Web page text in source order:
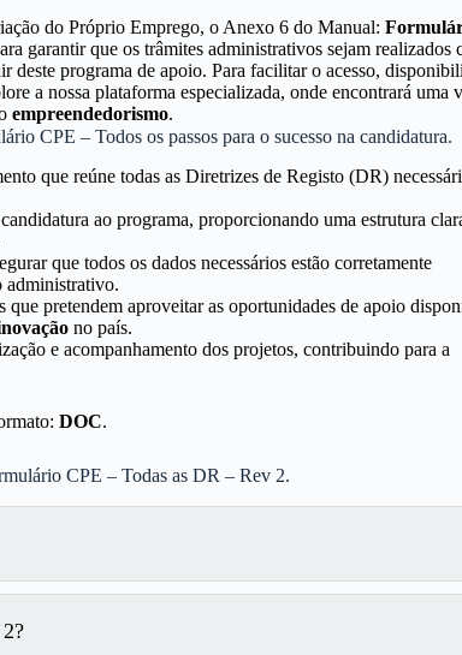
do Próprio Emprego, o Anexo 6 do Manual:
garantir que os trâmites administrativos sejam realizados
deste programa de apoio. Para facilitar o acesso,
a nossa plataforma especializada, onde encontrará uma
empreendedorismo.
CPE – Todos os passos para o sucesso na candidatura.
que reúne todas as Diretrizes de Registo (DR)
ao programa, proporcionando uma estrutura
que todos os dados necessários estão corretamente
administrativo.
pretendem aproveitar as oportunidades de apoio
no país.
e acompanhamento dos projetos, contribuindo para a
DOC.
CPE – Todas as DR – Rev 2.